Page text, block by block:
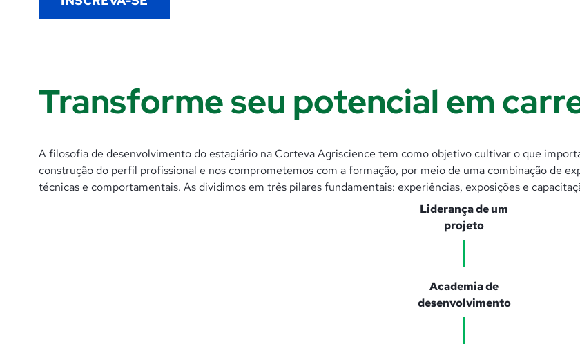
Transforme seu potencial em
A filosofia de desenvolvimento do estagiário na Corteva Agriscience tem como objetivo cultivar o que
construção do perfil profissional e nos comprometemos com a formação, por meio de uma combinação de
técnicas e comportamentais. As dividimos em três pilares fundamentais: experiências, exposições e
Liderança de um
projeto
Academia de
desenvolvimento